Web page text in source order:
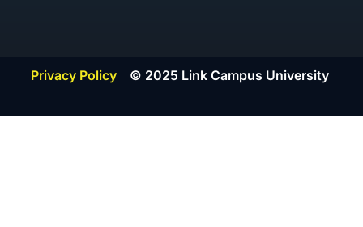
Privacy Policy © 2025 Link Campus University